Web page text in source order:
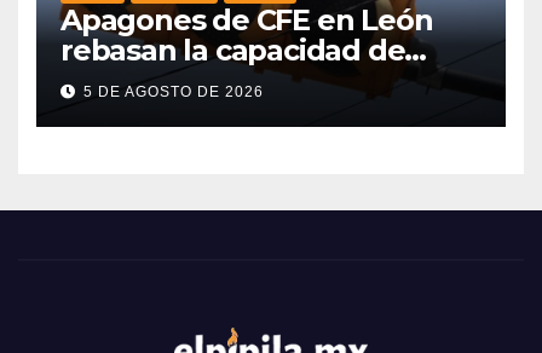
Apagones de CFE en León
rebasan la capacidad de
respaldo en red de
semáforos
5 DE AGOSTO DE 2026